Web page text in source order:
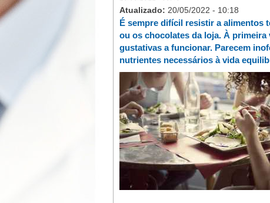
Atualizado: 20/05/2022 - 10:18
É sempre difícil resistir a alimentos
ou os chocolates da loja. À
gustativas a funcionar. Parecem
nutrientes necessários à vida